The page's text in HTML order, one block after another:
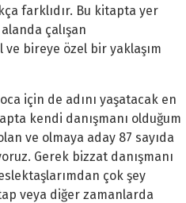
farklıdır. Bu kitapta yer
çalışan
bireye özel bir yaklaşım
için de adını yaşatacak en
kendi danışmanı olduğum
ve olmaya aday 87 sayıda
Gerek bizzat danışmanı
çok şey
veya diğer zamanlarda